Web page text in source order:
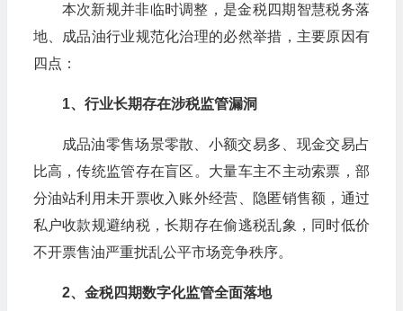
本次新规并非临时调整，是金税四期智慧税务落
地、成品油行业规范化治理的必然举措，主要原因有
四点：
1、行业长期存在涉税监管漏洞
成品油零售场景零散、小额交易多、现金交易占
比高，传统监管存在盲区。大量车主不主动索票，部
分油站利用未开票收入账外经营、隐匿销售额，通过
私户收款规避纳税，长期存在偷逃税乱象，同时低价
不开票售油严重扰乱公平市场竞争秩序。
2、金税四期数字化监管全面落地